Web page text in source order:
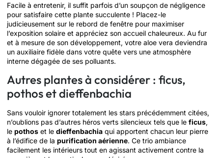
Facile à entretenir, il suffit parfois d’un soupçon de négligence
pour satisfaire cette plante succulente ! Placez-le
judicieusement sur le rebord de fenêtre pour maximiser
l’exposition solaire et appréciez son accueil chaleureux. Au fur
et à mesure de son développement, votre aloe vera deviendra
un auxiliaire fidèle dans votre quête vers une atmosphère
interne dégagée de ses polluants.
Autres plantes à considérer : ficus,
pothos et dieffenbachia
Sans vouloir ignorer totalement les stars précédemment citées,
n’oublions pas d’autres héros verts silencieux tels que le ficus,
le pothos et le dieffenbachia qui apportent chacun leur pierre
à l’édifice de la purification aérienne. Ce trio ambiance
facilement les intérieurs tout en agissant activement contre la